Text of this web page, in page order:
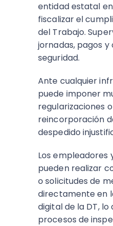
entidad estatal
fiscalizar el
del Trabajo.
jornadas, pagos
seguridad.
Ante cualquier
puede imponer
regularizaciones
reincorporación
despedido
Los empleadores
pueden realizar
o solicitudes de
directamente en
digital de la DT, lo
procesos de